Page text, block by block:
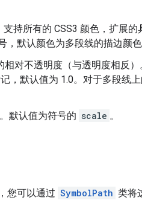
持所有的 CSS3 颜色，扩展的
，默认颜色为多段线的描边颜色
相对不透明度（与透明度相反
，默认值为 1.0。对于多段线
默认值为符号的 scale 。
您可以通过 SymbolPath 类将